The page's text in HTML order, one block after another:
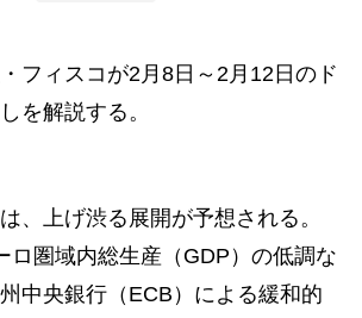
フィスコが2月8日～2月12日のド
を解説する。
、上げ渋る展開が予想される。
ロ圏域内総生産（GDP）の低調な
中央銀行（ECB）による緩和的